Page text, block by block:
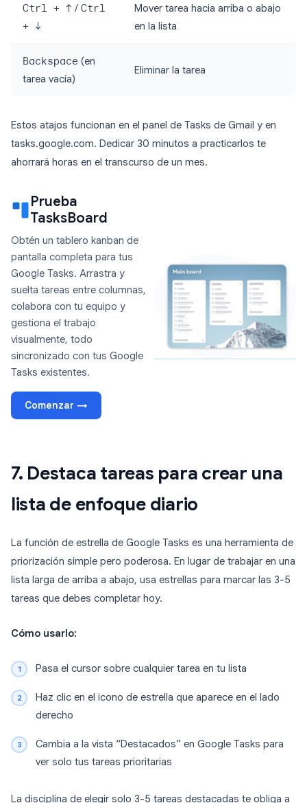
Ctrl + ↑ / Ctrl
+ ↓
Mover tarea hacia arriba o abajo
en la lista
Backspace (en
tarea vacía)
Eliminar la tarea
Estos atajos funcionan en el panel de Tasks de Gmail y en
tasks.google.com. Dedicar 30 minutos a practicarlos te
ahorrará horas en el transcurso de un mes.
Prueba
TasksBoard
Obtén un tablero kanban de
pantalla completa para tus
Google Tasks. Arrastra y
suelta tareas entre columnas,
colabora con tu equipo y
gestiona el trabajo
visualmente, todo
sincronizado con tus Google
Tasks existentes.
Comenzar →
7. Destaca tareas para crear una
lista de enfoque diario
La función de estrella de Google Tasks es una herramienta de
priorización simple pero poderosa. En lugar de trabajar en una
lista larga de arriba a abajo, usa estrellas para marcar las 3-5
tareas que debes completar hoy.
Cómo usarlo:
Pasa el cursor sobre cualquier tarea en tu lista
Haz clic en el icono de estrella que aparece en el lado
derecho
Cambia a la vista “Destacados” en Google Tasks para
ver solo tus tareas prioritarias
La disciplina de elegir solo 3-5 tareas destacadas te obliga a